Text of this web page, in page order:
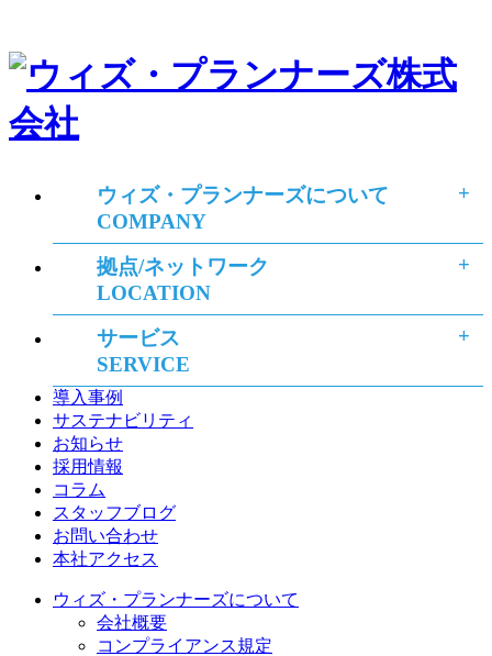
ウィズ・プランナーズについて
COMPANY
拠点/ネットワーク
LOCATION
サービス
SERVICE
導入事例
サステナビリティ
お知らせ
採用情報
コラム
スタッフブログ
お問い合わせ
本社アクセス
ウィズ・プランナーズについて
会社概要
コンプライアンス規定